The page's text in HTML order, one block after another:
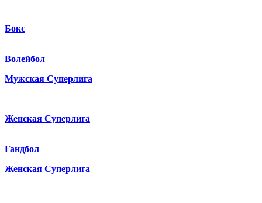
Бокс
Волейбол
Мужская Суперлига
Женская Суперлига
Гандбол
Женская Суперлига